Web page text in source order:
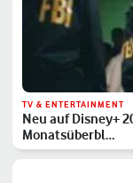
TV & ENTERTAINMENT
Neu auf Disney+
Monatsüberbl…